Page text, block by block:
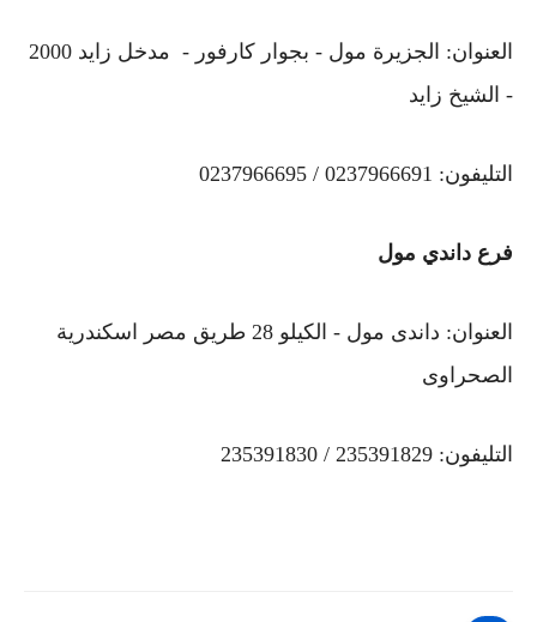
العنوان: الجزيرة مول - بجوار كارفور - مدخل زايد 2000
- الشيخ زايد
التليفون: 0237966691 / 0237966695
فرع داندي مول
العنوان: داندى مول - الكيلو 28 طريق مصر اسكندرية
الصحراوى
التليفون: 235391829 / 235391830